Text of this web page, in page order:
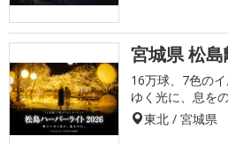
宮城県 松
16万球、7色の
ゆく光に、息を
東北 / 宮城県